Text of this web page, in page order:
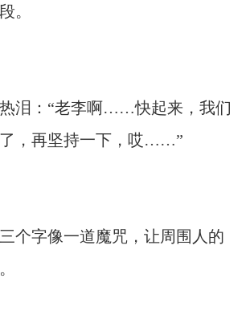
。
泪：“老李啊……快起来，我们
，再坚持一下，哎……”
个字像一道魔咒，让周围人的